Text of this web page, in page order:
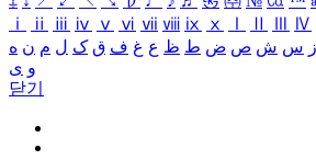
ⅰ
ⅱ ⅲ ⅳ ⅴ ⅵ ⅶ ⅷ ⅸ ⅹ Ⅳ
ز س ش ص ض ط ظ ع غ ف ق ک ل م ن ه
و ی
닫기